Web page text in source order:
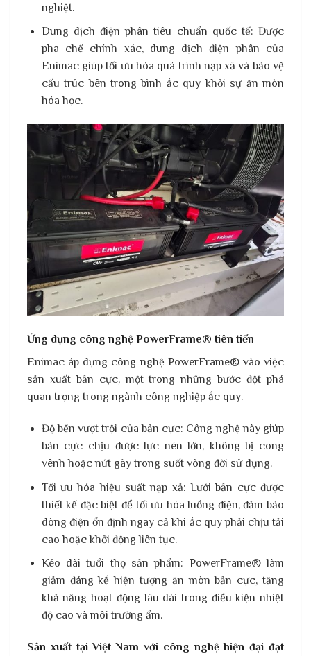
nghiệt.
Dung dịch điện phân tiêu chuẩn quốc tế: Được
pha chế chính xác, dung dịch điện phân của
Enimac giúp tối ưu hóa quá trình nạp xả và bảo vệ
cấu trúc bên trong bình ắc quy khỏi sự ăn mòn
hóa học.
Ứng dụng công nghệ PowerFrame® tiên tiến
Enimac áp dụng công nghệ PowerFrame® vào việc
sản xuất bản cực, một trong những bước đột phá
quan trọng trong ngành công nghiệp ắc quy.
Độ bền vượt trội của bản cực: Công nghệ này giúp
bản cực chịu được lực nén lớn, không bị cong
vênh hoặc nứt gãy trong suốt vòng đời sử dụng.
Tối ưu hóa hiệu suất nạp xả: Lưới bản cực được
thiết kế đặc biệt để tối ưu hóa luồng điện, đảm bảo
dòng điện ổn định ngay cả khi ắc quy phải chịu tải
cao hoặc khởi động liên tục.
Kéo dài tuổi thọ sản phẩm: PowerFrame® làm
giảm đáng kể hiện tượng ăn mòn bản cực, tăng
khả năng hoạt động lâu dài trong điều kiện nhiệt
độ cao và môi trường ẩm.
Sản xuất tại Việt Nam với công nghệ hiện đại đạt